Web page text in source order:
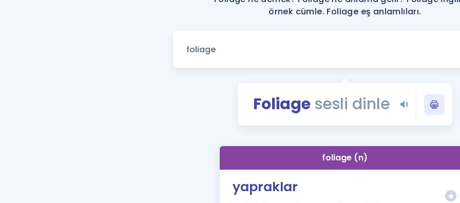
YDS ve YÖKDİL'e
Tüm ÖSYM
YDS - YÖKDİL
İngilizce Gramer
örnek cümle. Foliage eş anlamlıları.
Foliagesesli dinle
foliage (n)
yapraklar